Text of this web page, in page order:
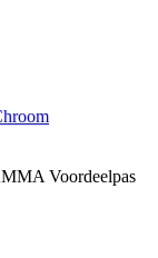
Voordeelpas